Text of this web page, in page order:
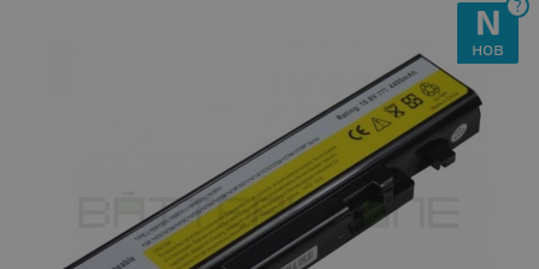
?
N
нов